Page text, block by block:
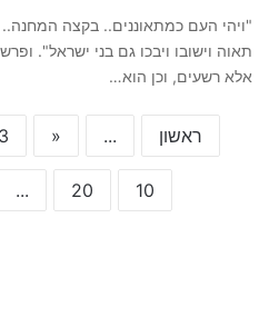
"ויהי העם כמתאוננים.. בקצה
תאוה וישובו ויבכו גם בני ישראל".
אלא רשעים, וכן הוא…
ראשון ...
«
3
10
20
...